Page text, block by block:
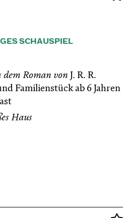
SCHAUSPIEL
dem Roman von J. R. R.
Familienstück ab 6 Jahren
Haus